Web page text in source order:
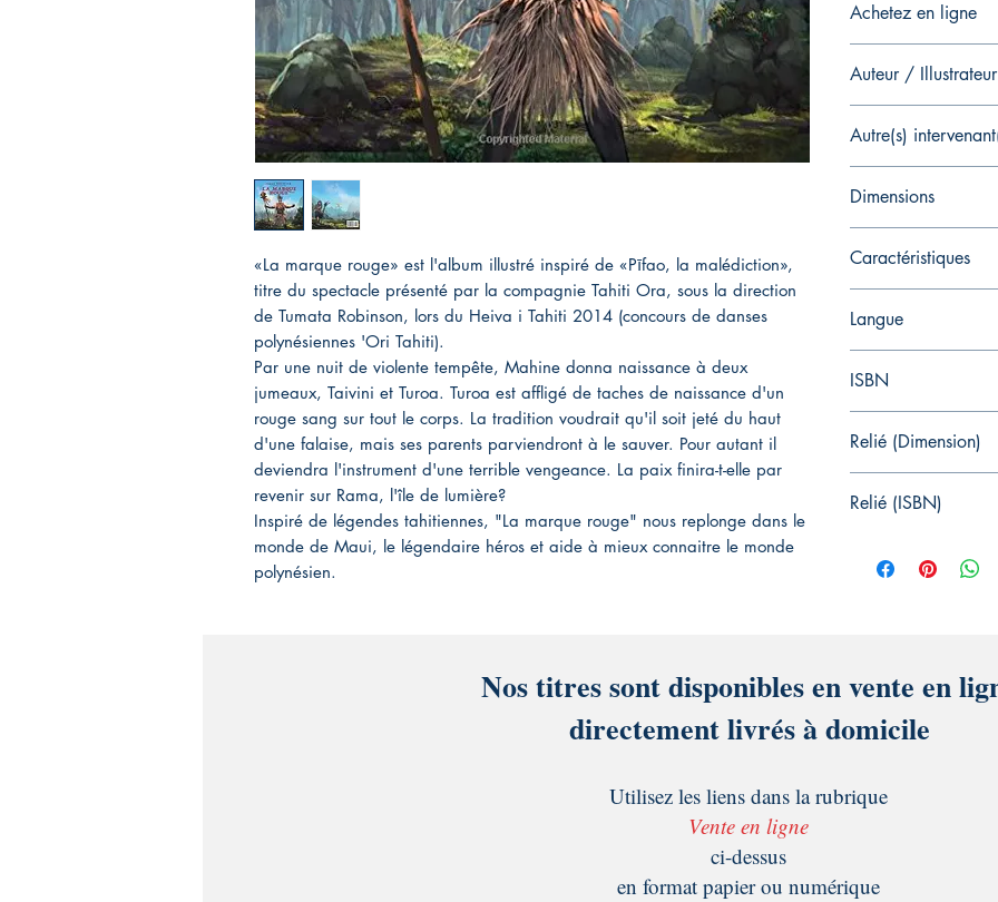
«La marque rouge» est l'album illustré inspiré de «Pīfao, la malédiction»,
titre du spectacle présenté par la compagnie Tahiti Ora, sous la direction
de Tumata Robinson, lors du Heiva i Tahiti 2014 (concours de danses
polynésiennes 'Ori Tahiti).
Par une nuit de violente tempête, Mahine donna naissance à deux
jumeaux, Taivini et Turoa. Turoa est affligé de taches de naissance d'un
rouge sang sur tout le corps. La tradition voudrait qu'il soit jeté du haut
d'une falaise, mais ses parents parviendront à le sauver. Pour autant il
deviendra l'instrument d'une terrible vengeance. La paix finira-t-elle par
revenir sur Rama, l'île de lumière?
Inspiré de légendes tahitiennes, "La marque rouge" nous replonge dans le
monde de Maui, le légendaire héros et aide à mieux connaitre le monde
polynésien.
Achetez en ligne
Auteur / Illustrateur
Illustrateur : Anthony
Autre(s)
Dimensions
Caractéristiques
Langue
ISBN
Relié (Dimension)
Relié (ISBN)
Nos titres sont disponibles en vente en
directement livrés à domicile
Utilisez les liens dans la rubrique
Vente en ligne
ci-dessus
en format papier ou numérique